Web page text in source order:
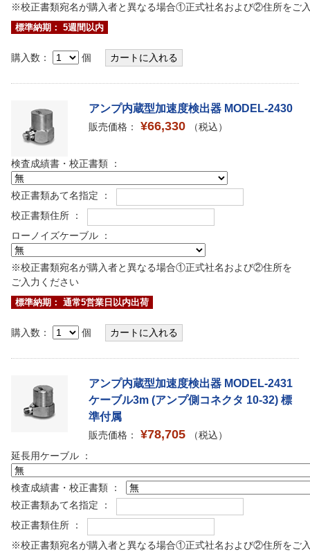
※校正書類宛名が購入者と異なる場合①正式社名および②住所をご
標準納期： 5週間以内
購入数： 個
アンプ内蔵型加速度検出器 MODEL-2430
販売価格： ¥66,330 （税込）
検査成績書・校正書類 ：
校正書類あて名指定 ：
校正書類住所 ：
ローノイズケーブル ：
※校正書類宛名が購入者と異なる場合①正式社名および②住所を
ご入力ください
標準納期： 通常5営業日以内出荷
購入数： 個
アンプ内蔵型加速度検出器 MODEL-2431
ケーブル3m (アンプ側コネクタ 10-32) 標
準付属
販売価格： ¥78,705
（税込）
延長用ケーブル ：
検査成績書・校正書類 ：
校正書類あて名指定 ：
校正書類住所 ：
※校正書類宛名が購入者と異なる場合①正式社名および②住所をご